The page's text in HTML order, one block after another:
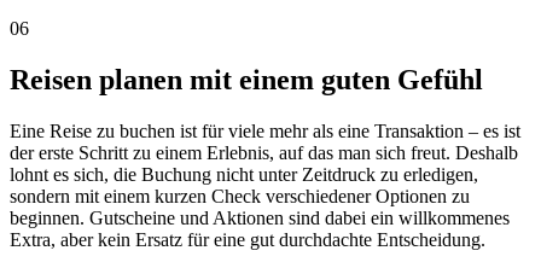
06
Reisen planen mit einem guten Gefühl
Eine Reise zu buchen ist für viele mehr als eine Transaktion – es ist
der erste Schritt zu einem Erlebnis, auf das man sich freut. Deshalb
lohnt es sich, die Buchung nicht unter Zeitdruck zu erledigen,
sondern mit einem kurzen Check verschiedener Optionen zu
beginnen. Gutscheine und Aktionen sind dabei ein willkommenes
Extra, aber kein Ersatz für eine gut durchdachte Entscheidung.